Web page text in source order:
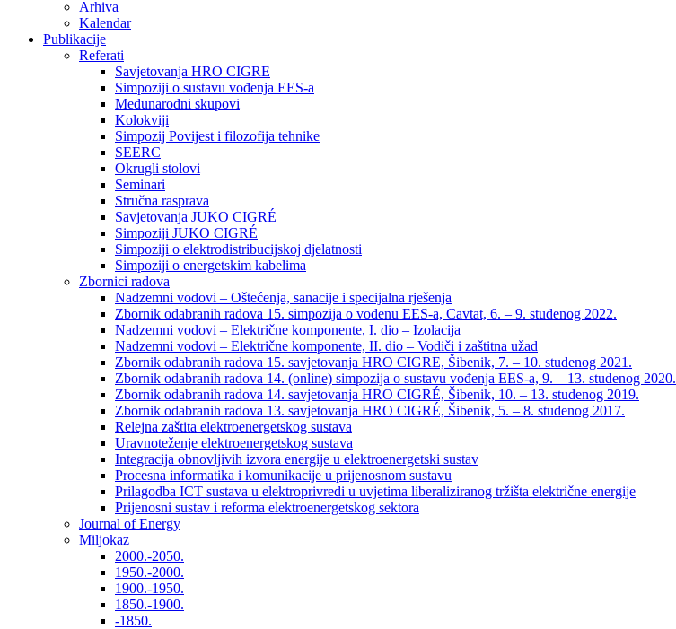
Arhiva
Kalendar
Publikacije
Referati
Savjetovanja HRO CIGRE
Simpoziji o sustavu vođenja EES-a
Međunarodni skupovi
Kolokviji​
Simpozij Povijest i filozofija tehnike
SEERC
Okrugli stolovi
Seminari​
Stručna rasprava​
Savjetovanja JUKO CIGRÉ
Simpoziji JUKO CIGRÉ
Simpoziji o elektrodistribucijskoj djelatnosti
Simpoziji o energetskim kabelima
Zbornici radova
Nadzemni vodovi – Oštećenja, sanacije i specijalna rješenja
Zbornik odabranih radova 15. simpozija o vođenu EES-a, Cavtat, 6. – 9. studenog 2022.
Nadzemni vodovi – Električne komponente, I. dio – Izolacija
Nadzemni vodovi – Električne komponente, II. dio – Vodiči i zaštitna užad
Zbornik odabranih radova 15. savjetovanja HRO CIGRE, Šibenik, 7. – 10. studenog 2021.
Zbornik odabranih radova 14. (online) simpozija o sustavu vođenja EES-a, 9. – 13. studenog 2020.
Zbornik odabranih radova 14. savjetovanja HRO CIGRÉ, Šibenik, 10. – 13. studenog 2019.
Zbornik odabranih radova 13. savjetovanja HRO CIGRÉ, Šibenik, 5. – 8. studenog 2017.
Relejna zaštita elektroenergetskog sustava
Uravnoteženje elektroenergetskog sustava
Integracija obnovljivih izvora energije u elektroenergetski sustav
Procesna informatika i komunikacije u prijenosnom sustavu
Prilagodba ICT sustava u elektroprivredi u uvjetima liberaliziranog tržišta električne energije
Prijenosni sustav i reforma elektroenergetskog sektora
Journal of Energy
Miljokaz
2000.-2050.
1950.-2000.
1900.-1950.
1850.-1900.
-1850.